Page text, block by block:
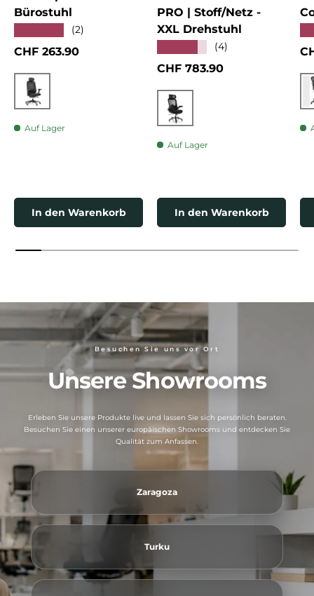
Bürostuhl
(2)
Normaler Preis
CHF 263.90
Schwarz
Auf Lager
In den Warenkorb
PRO | Stoff/Netz -
XXL Drehstuhl
(4)
Normaler Preis
CHF 783.90
Schwarz
Auf Lager
In den Warenkorb
Besuchen Sie uns vor Ort
Unsere Showrooms
Erleben Sie unsere Produkte live und lassen Sie sich persönlich beraten.
Besuchen Sie einen unserer europäischen Showrooms und entdecken Sie
Qualität zum Anfassen.
Zaragoza
Turku